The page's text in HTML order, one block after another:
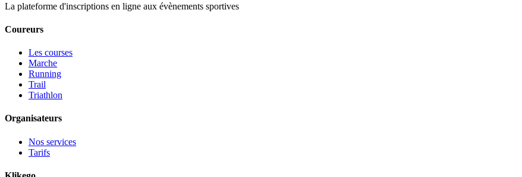
La plateforme d'inscriptions en ligne aux évènements sportives
Coureurs
Les courses
Marche
Running
Trail
Triathlon
Organisateurs
Nos services
Tarifs